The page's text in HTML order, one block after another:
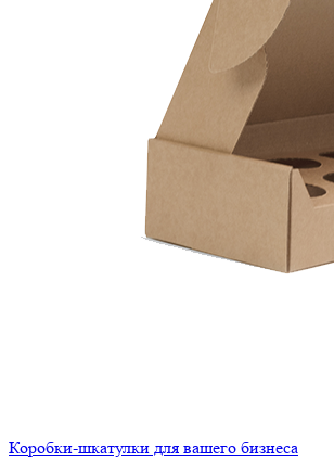
Коробки-шкатулки для вашего бизнеса